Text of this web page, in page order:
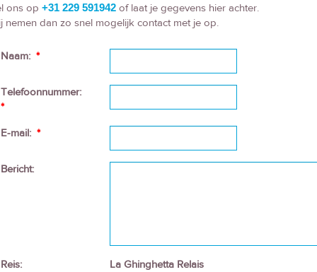
ons op +31 229 591942 of laat je gegevens hier achter.
nemen dan zo snel mogelijk contact met je op.
Naam: *
Telefoonnummer:
*
E-mail: *
Bericht:
Reis: La Ghinghetta Relais